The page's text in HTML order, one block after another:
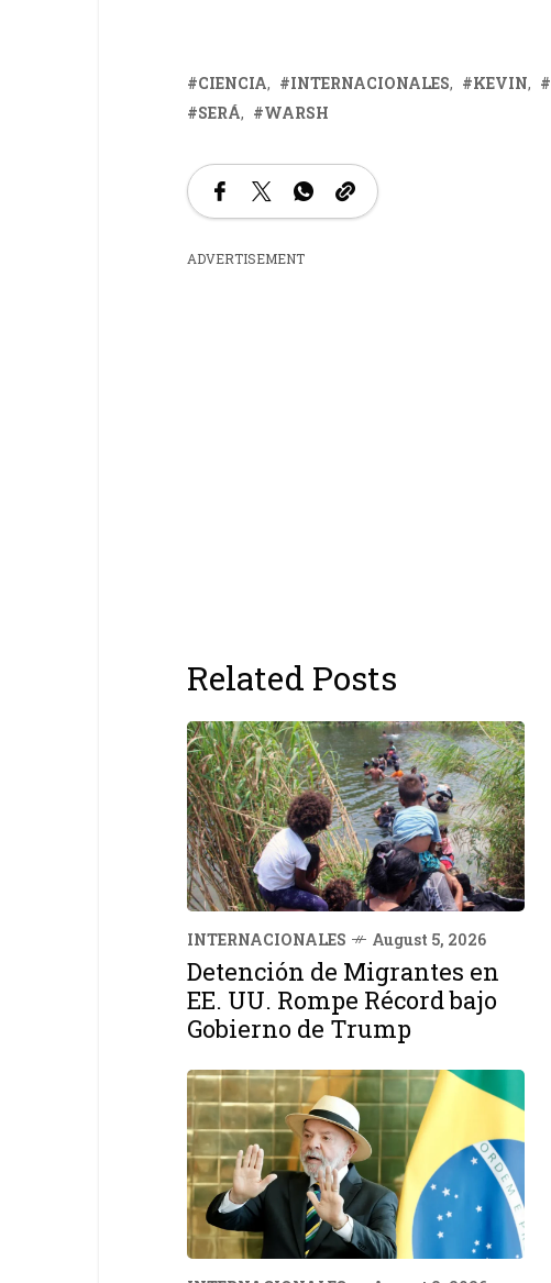
CIENCIA INTERNACIONALES KEVIN
SERÁ
WARSH
ADVERTISEMENT
Related Posts
INTERNACIONALES August 5, 2026
Detención de Migrantes en
EE. UU. Rompe Récord bajo
Gobierno de Trump